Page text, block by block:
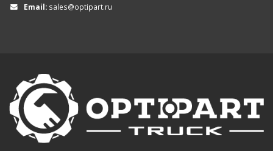
Email: sales@optipart.ru